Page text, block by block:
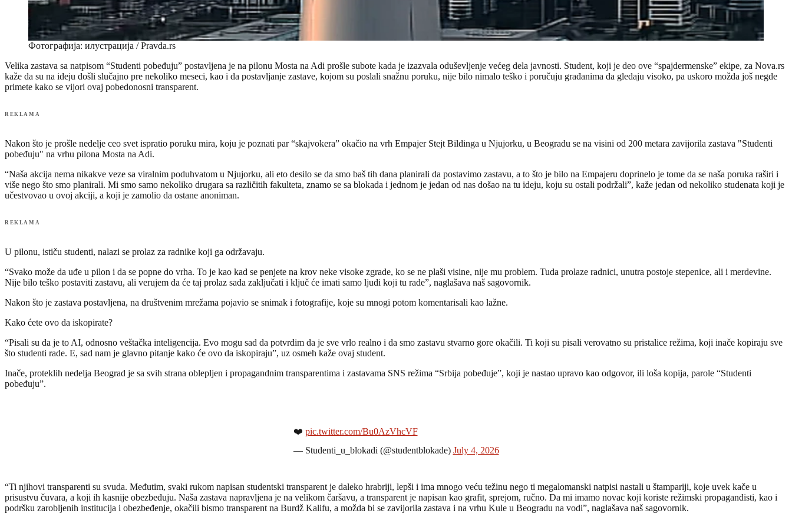
Фотографија: илустрација / Pravda.rs
Velika zastava sa natpisom “Studenti pobeđuju” postavljena je na pilonu Mosta na Adi prošle subote kada je izazvala oduševljenje većeg dela javnosti. Student, koji je deo ove “spajdermenske” ekipe, za Nova.rs
kaže da su na ideju došli slučajno pre nekoliko meseci, kao i da postavljanje zastave, kojom su poslali snažnu poruku, nije bilo nimalo teško i poručuju građanima da gledaju visoko, pa uskoro možda još negde
primete kako se vijori ovaj pobedonosni transparent.
REKLAMA
Nakon što je prošle nedelje ceo svet ispratio poruku mira, koju je poznati par “skajvokera” okačio na vrh Empajer Stejt Bildinga u Njujorku, u Beogradu se na visini od 200 metara zavijorila zastava "Studenti
pobeđuju" na vrhu pilona Mosta na Adi.
“Naša akcija nema nikakve veze sa viralnim poduhvatom u Njujorku, ali eto desilo se da smo baš tih dana planirali da postavimo zastavu, a to što je bilo na Empajeru doprinelo je tome da se naša poruka raširi i
više nego što smo planirali. Mi smo samo nekoliko drugara sa različitih fakulteta, znamo se sa blokada i jednom je jedan od nas došao na tu ideju, koju su ostali podržali”, kaže jedan od nekoliko studenata koji je
učestvovao u ovoj akciji, a koji je zamolio da ostane anoniman.
REKLAMA
U pilonu, ističu studenti, nalazi se prolaz za radnike koji ga održavaju.
“Svako može da uđe u pilon i da se popne do vrha. To je kao kad se penjete na krov neke visoke zgrade, ko se ne plaši visine, nije mu problem. Tuda prolaze radnici, unutra postoje stepenice, ali i merdevine.
Nije bilo teško postaviti zastavu, ali verujem da će taj prolaz sada zaključati i ključ će imati samo ljudi koji tu rade”, naglašava naš sagovornik.
Nakon što je zastava postavljena, na društvenim mrežama pojavio se snimak i fotografije, koje su mnogi potom komentarisali kao lažne.
Kako ćete ovo da iskopirate?
“Pisali su da je to AI, odnosno veštačka inteligencija. Evo mogu sad da potvrdim da je sve vrlo realno i da smo zastavu stvarno gore okačili. Ti koji su pisali verovatno su pristalice režima, koji inače kopiraju sve
što studenti rade. E, sad nam je glavno pitanje kako će ovo da iskopiraju”, uz osmeh kaže ovaj student.
Inače, proteklih nedelja Beograd je sa svih strana oblepljen i propagandnim transparentima i zastavama SNS režima “Srbija pobeđuje”, koji je nastao upravo kao odgovor, ili loša kopija, parole “Studenti
pobeđuju”.
❤️ pic.twitter.com/Bu0AzVhcVF
— Studenti_u_blokadi (@studentblokade) July 4, 2026
“Ti njihovi transparenti su svuda. Međutim, svaki rukom napisan studentski transparent je daleko hrabriji, lepši i ima mnogo veću težinu nego ti megalomanski natpisi nastali u štampariji, koje uvek kače u
prisustvu čuvara, a koji ih kasnije obezbeđuju. Naša zastava napravljena je na velikom čaršavu, a transparent je napisan kao grafit, sprejom, ručno. Da mi imamo novac koji koriste režimski propagandisti, kao i
podršku zarobljenih institucija i obezbeđenje, okačili bismo transparent na Burdž Kalifu, a možda bi se zavijorila zastava i na vrhu Kule u Beogradu na vodi”, naglašava naš sagovornik.